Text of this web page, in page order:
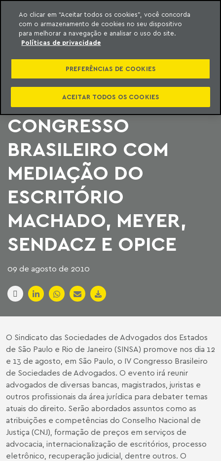
o conteúdo
Machado Meyer
SOCIEDADE DE
ADVOGADOS
REALIZAM IV
CONGRESSO
BRASILEIRO COM
MEDIAÇÃO DO
ESCRITÓRIO
MACHADO, MEYER,
SENDACZ E OPICE
09 de agosto de 2010
O Sindicato das Sociedades de Advogados dos Estados
de São Paulo e Rio de Janeiro (SINSA) promove nos dia 12
e 13 de agosto, em São Paulo, o IV Congresso Brasileiro
de Sociedades de Advogados. O evento irá reunir
advogados de diversas bancas, magistrados, juristas e
outros profissionais da área jurídica para debater temas
atuais do direito. Serão abordados assuntos como as
atribuições e competências do Conselho Nacional de
Justiça (CNJ), formação de preços em serviços de
advocacia, internacionalização de escritórios, processo
eletrônico, recuperação judicial, dentre outros. O
Ao clicar em “Aceitar todos os cookies”, você concorda
com o armazenamento de cookies no seu dispositivo
para melhorar a navegação e analisar o uso do site.
Políticas de privacidade
PREFERÊNCIAS DE COOKIES
ACEITAR TODOS OS COOKIES